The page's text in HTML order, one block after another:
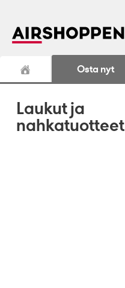
Osta nyt
Laukut ja
nahkatuotteet